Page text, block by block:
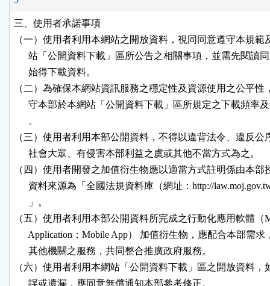
三、使用者承諾事項
（一）使用者利用本網站之開放資料，視同同意遵守本規範
站「公開資料下載」區所公告之相關事項，並需先閱讀
      始得下載資料。
（二）為確保本網站資訊服務之穩定性及資源使用之公平性
守本部於本網站「公開資料下載」區所規定之下載頻率
      。
（三）使用者利用本部公開資料，不得以違背法令、違反公
      社會大眾、有侵害本部利益之虞或其他不當方式為之。
（四）使用者開發之加值衍生物應以適當方式註明係由本部
資料來源為「全國法規資料庫（網址：http://
      」。
（五）使用者利用本部公開資料所完成之行動化應用軟體（
Application；Mobile App） 加值衍生物，應配合本部需求
      其他機關之服務，共同整合推廣政府服務。
（六）使用者利用本網站「公開資料下載」區之開放資料，
      誤或遺漏，應同意無償通知本部參考修正。